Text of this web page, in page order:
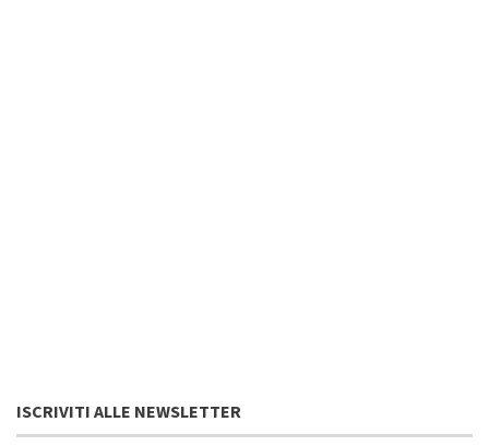
ISCRIVITI ALLE NEWSLETTER